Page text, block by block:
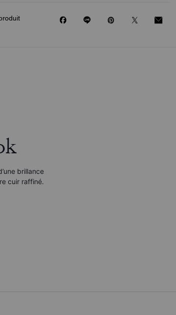
brillance
cuir raffiné.